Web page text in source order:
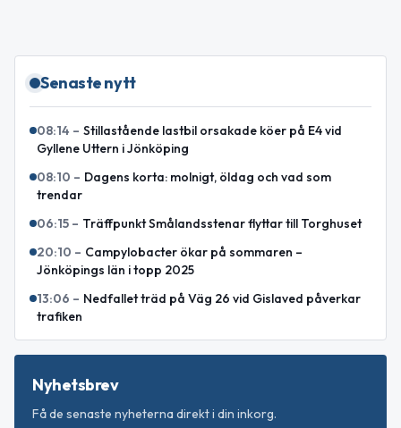
Senaste nytt
08:14 – Stillastående lastbil orsakade köer på E4 vid
Gyllene Uttern i Jönköping
08:10 – Dagens korta: molnigt, öldag och vad som
trendar
06:15 – Träffpunkt Smålandsstenar flyttar till Torghuset
20:10 – Campylobacter ökar på sommaren –
Jönköpings län i topp 2025
13:06 – Nedfallet träd på Väg 26 vid Gislaved påverkar
trafiken
Nyhetsbrev
Få de senaste nyheterna direkt i din inkorg.